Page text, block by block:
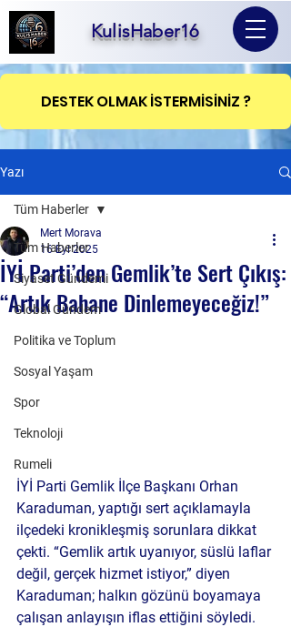
KulisHaber16
DESTEK OLMAK İSTERMİSİNİZ ?
Yazı
Tüm Haberler
Siyaset Gündemi
Global Gündem
Politika ve Toplum
Sosyal Yaşam
Spor
Teknoloji
Rumeli
Tüm Haberler
İYİ Parti’den Gemlik’te Sert Çıkış:
“Artık Bahane Dinlemeyeceğiz!”
Mert Morava
16 Eyl 2025
İYİ Parti Gemlik İlçe Başkanı Orhan
Karaduman, yaptığı sert açıklamayla
ilçedeki kronikleşmiş sorunlara dikkat
çekti. “Gemlik artık uyanıyor, süslü laflar
değil, gerçek hizmet istiyor,” diyen
Karaduman; halkın gözünü boyamaya
çalışan anlayışın iflas ettiğini söyledi.